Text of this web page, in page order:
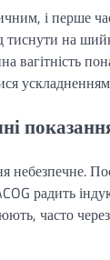
і перше
на
вагітність
небезпечне.
радить
часто